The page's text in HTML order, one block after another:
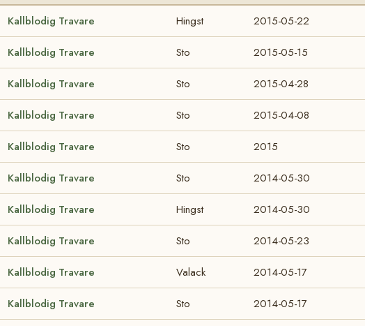
Kallblodig Travare Hingst 2015-05-22
Kallblodig Travare Sto 2015-05-15
Kallblodig Travare Sto 2015-04-28
Kallblodig Travare Sto 2015-04-08
Kallblodig Travare Sto 2015
Kallblodig Travare Sto 2014-05-30
Kallblodig Travare Hingst 2014-05-30
Kallblodig Travare Sto 2014-05-23
Kallblodig Travare Valack 2014-05-17
Kallblodig Travare Sto 2014-05-17